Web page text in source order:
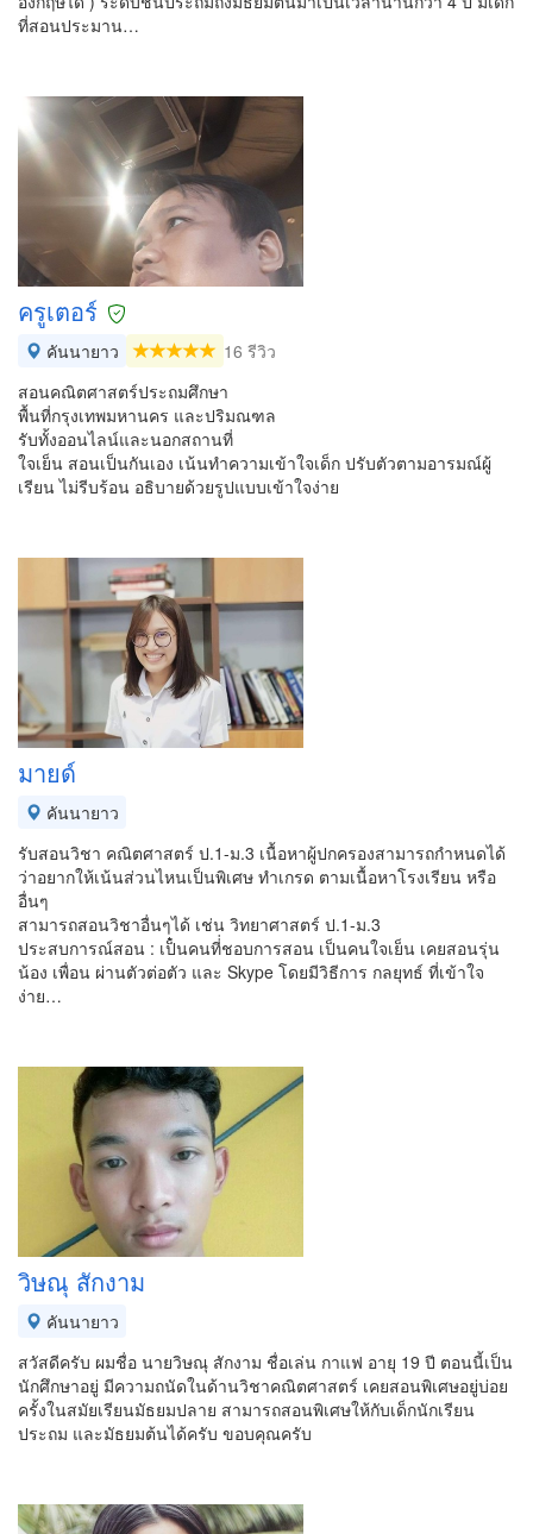
ที่สอนประมาน…
ครูเตอร์
คันนายาว
16 รีวิว
สอนคณิตศาสตร์ประถมศึกษา
พื้นที่กรุงเทพมหานคร และปริมณฑล
รับทั้งออนไลน์และนอกสถานที่
ใจเย็น สอนเป็นกันเอง เน้นทำความเข้าใจเด็ก ปรับตัวตามอารมณ์ผู้
เรียน ไม่รีบร้อน อธิบายด้วยรูปแบบเข้าใจง่าย
มายด์
คันนายาว
รับสอนวิชา คณิตศาสตร์ ป.1-ม.3 เนื้อหาผู้ปกครองสามารถกำหนดได้
ว่าอยากให้เน้นส่วนไหนเป็นพิเศษ ทำเกรด ตามเนื้อหาโรงเรียน หรือ
อื่นๆ
สามารถสอนวิชาอื่นๆได้ เช่น วิทยาศาสตร์ ป.1-ม.3
ประสบการณ์สอน : เป็๋นคนที่่ชอบการสอน เป็นคนใจเย็น เคยสอนรุ่น
น้อง เพื่อน ผ่านตัวต่อตัว และ Skype โดยมีวิธีการ กลยุทธ์ ที่เข้าใจ
ง่าย…
วิษณุ สักงาม
คันนายาว
สวัสดีครับ ผมชื่อ นายวิษณุ สักงาม ชื่อเล่น กาแฟ อายุ 19 ปี ตอนนี้เป็น
นักศึกษาอยู่ มีความถนัดในด้านวิชาคณิตศาสตร์ เคยสอนพิเศษอยู่บ่อย
ครั้งในสมัยเรียนมัธยมปลาย สามารถสอนพิเศษให้กับเด็กนักเรียน
ประถม และมัธยมต้นได้ครับ ขอบคุณครับ